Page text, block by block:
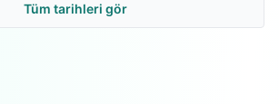
Tüm tarihleri gör